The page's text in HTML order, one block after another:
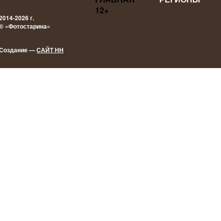
2026 г.
«Фотостарина»
—САЙТ НН
12+